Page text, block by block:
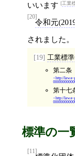
いいます 工業
[20]
令和元
されました。
[19] 工業標
第二条
http://law.e-
第十七
http://law.e-
標準の一
[11]